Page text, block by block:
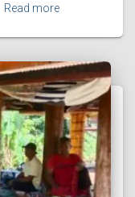
Read more